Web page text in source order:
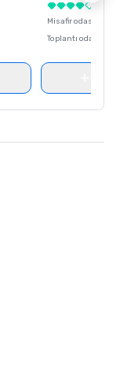
Misafir odası
Toplantı odaları